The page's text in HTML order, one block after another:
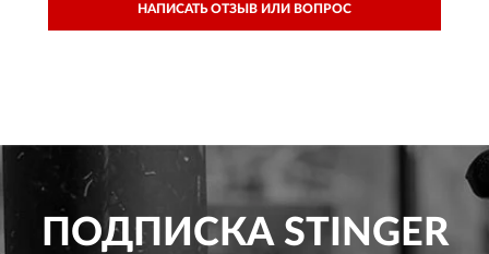
НАПИСАТЬ ОТЗЫВ ИЛИ ВОПРОС
ПОДПИСКАSTINGER